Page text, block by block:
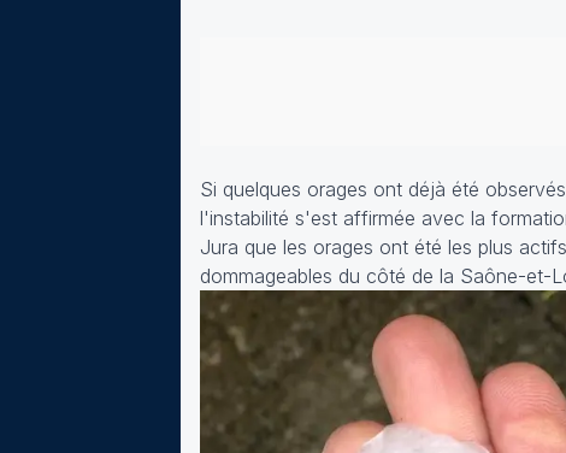
Si quelques orages ont déjà été
l'instabilité s'est affirmée avec la
Jura que les orages ont été les plus
dommageables du côté de la Saône-et-